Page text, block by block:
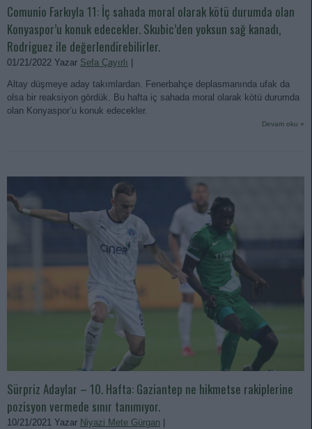
Comunio Farkıyla 11: İç sahada moral olarak kötü durumda olan
Konyaspor’u konuk edecekler. Skubic’den yoksun sağ kanadı,
Rodriguez ile değerlendirebilirler.
01/21/2022 Yazar Sefa Çayırlı
Altay düşmeye aday takımlardan. Fenerbahçe deplasmanında ufak da
olsa bir reaksiyon gördük. Bu hafta iç sahada moral olarak kötü durumda
olan Konyaspor’u konuk edecekler.
Devam oku »
Sürpriz Adaylar – 10. Hafta: Gaziantep ne hikmetse rakiplerine
pozisyon vermede sınır tanımıyor.
10/21/2021 Yazar Niyazi Mete Gürgan